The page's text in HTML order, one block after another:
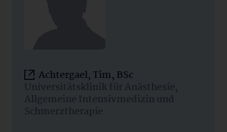
Achtergael, Tim, BSc
Universitätsklinik für Anästhesie,
Allgemeine Intensivmedizin und
Schmerztherapie